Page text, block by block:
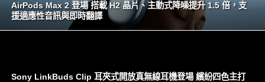
AirPods Max 2 登場 搭載 H2 晶片、主動式降噪提升 1.5 倍，支
援適應性音訊與即時翻譯
Sony LinkBuds Clip 耳夾式開放真無線耳機登場 繽紛四色主打